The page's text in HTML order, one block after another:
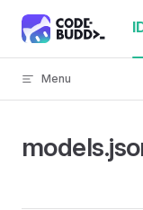
Skip to content
Menu